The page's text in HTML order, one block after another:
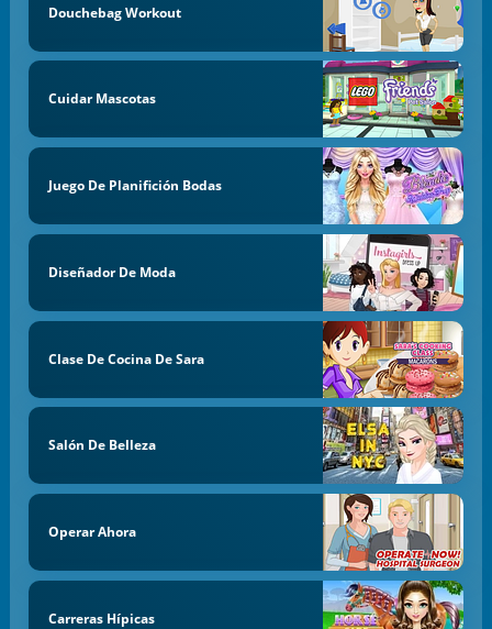
Douchebag Workout
Cuidar Mascotas
Juego De Planifición Bodas
Diseñador De Moda
Clase De Cocina De Sara
Salón De Belleza
Operar Ahora
Carreras Hípicas